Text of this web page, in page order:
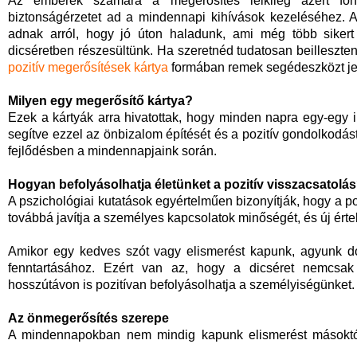
biztonságérzetet ad a mindennapi kihívások kezeléséhez.
adnak arról, hogy jó úton haladunk, ami még több
dicséretben részesültünk. Ha szeretnéd tudatosan
pozitív megerősítések kártya formában remek segédeszközt
Milyen egy megerősítő kártya?
Ezek a kártyák arra hivatottak, hogy minden napra egy-
segítve ezzel az önbizalom építését és a pozitív
fejlődésben a mindennapjaink során.
Hogyan befolyásolhatja életünket a pozitív
A pszichológiai kutatások egyértelműen bizonyítják, hogy a
továbbá javítja a személyes kapcsolatok minőségét, és új
Amikor egy kedves szót vagy elismerést kapunk, agyunk
fenntartásához. Ezért van az, hogy a dicséret
hosszútávon is pozitívan befolyásolhatja a személyiségünket.
Az önmegerősítés szerepe
A mindennapokban nem mindig kapunk elismerést